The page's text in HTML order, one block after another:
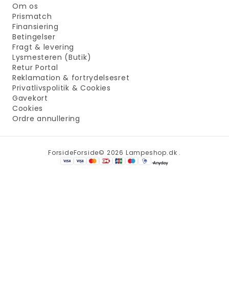
Om os
Prismatch
Finansiering
Betingelser
Fragt & levering
Lysmesteren (Butik)
Retur Portal
Reklamation & fortrydelsesret
Privatlivspolitik & Cookies
Gavekort
Cookies
Ordre annullering
ForsideForside© 2026 Lampeshop.dk .